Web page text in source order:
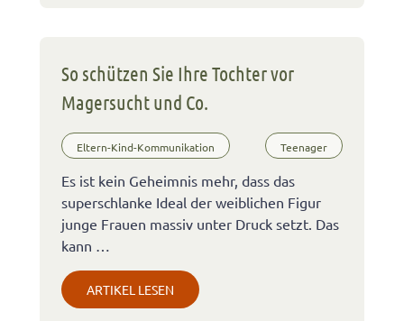
So schützen Sie Ihre Tochter vor
Magersucht und Co.
Eltern-Kind-Kommunikation Teenager
Es ist kein Geheimnis mehr, dass das
superschlanke Ideal der weiblichen Figur
junge Frauen massiv unter Druck setzt. Das
kann …
ARTIKEL LESEN